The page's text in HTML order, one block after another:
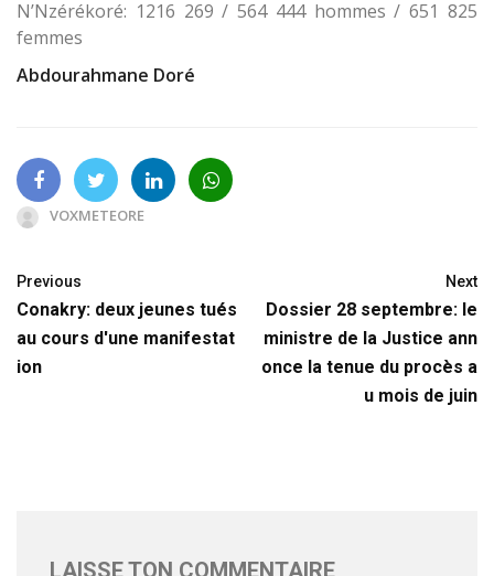
N’Nzérékoré: 1216 269 / 564 444 hommes / 651 825
femmes
Abdourahmane Doré
VOXMETEORE
Previous
Conakry: deux jeunes tués
au cours d'une manifestat
ion
Next
Dossier 28 septembre: le
ministre de la Justice ann
once la tenue du procès a
u mois de juin